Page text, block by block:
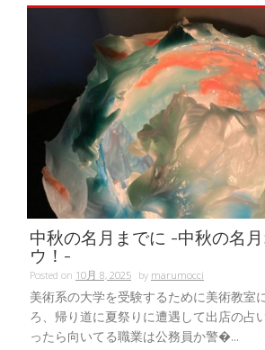
中秋の名月までに -中秋の名
ウ！-
Posted on 10月 8, 2025 bymarumocci
美術系の大学を受験するために美術教室
ろ、帰り道に夏祭りに遭遇して出店の占
ったら向いてる職業は公務員か警�...